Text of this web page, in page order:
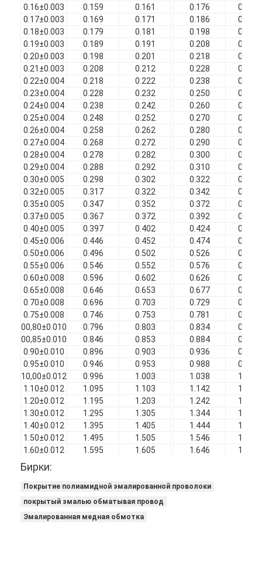
0.16±0.003
0.159 0.161 0.176
0.180
0.17±0.003
0.169 0.171 0.186
0.190
0.18±0.003
0.179 0.181 0.198
0.202
0.19±0.003
0.189 0.191 0.208
0.212
0.20±0.003
0.198 0.201 0.218
0.222
0.21±0.003
0.208 0.212 0.228
0.232
0.22±0.004
0.218 0.222 0.238
0.242
0.23±0.004
0.228 0.232 0.250
0.254
0.24±0.004
0.238 0.242 0.260
0.264
0.25±0.004
0.248 0.252 0.270
0.274
0.26±0.004
0.258 0.262 0.280
0.284
0.27±0.004
0.268 0.272 0.290
0.294
0.28±0.004
0.278 0.282 0.300
0.304
0.29±0.004
0.288 0.292 0.310
0.315
0.30±0.005
0.298 0.302 0.322
0.327
0.32±0.005
0.317 0.322 0.342
0.347
0.35±0.005
0.347 0.352 0.372
0.377
0.37±0.005
0.367 0.372 0.392
0.397
0.40±0.005
0.397 0.402 0.424
0.429
0.45±0.006
0.446 0.452 0.474
0.479
0.50±0.006
0.496 0.502 0.526
0.531
0.55±0.006
0.546 0.552 0.576
0.581
0.60±0.008
0.596 0.602 0.626
0.632
0.65±0.008
0.646 0.653 0.677
0.683
0.70±0.008
0.696 0.703 0.729
0.735
0.75±0.008
0.746 0.753 0.781
0.787
00,80±0.010
0.796 0.803 0.834
0.840
00,85±0.010
0.846 0.853 0.884
0.890
0.90±0.010
0.896 0.903 0.936
0.942
0.95±0.010
0.946 0.953 0.988
0.994
10,00±0.012
0.996 1.003 1.038
1.045
1.10±0.012
1.095 1.103 1.142
1.149
1.20±0.012
1.195 1.203 1.242
1.249
1.30±0.012
1.295 1.305 1.344
1.351
1.40±0.012
1.395 1.405 1.444
1.451
1.50±0.012
1.495 1.505 1.546
1.553
1.60±0.012
1.595 1.605 1.646 1.653
Бирки:
Покрытие полиамидной эмалированной проволоки
покрытый эмалью обматывая провод
Эмалированная медная обмотка